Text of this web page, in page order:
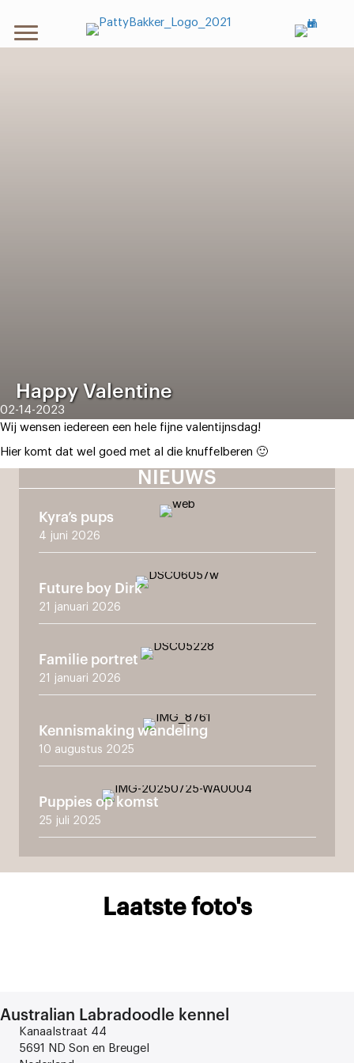
Happy Valentine
02-14-2023
Wij wensen iedereen een hele fijne valentijnsdag!
Hier komt dat wel goed met al die knuffelberen 🙂
NIEUWS
Kyra’s pups
4 juni 2026
Future boy Dirk
21 januari 2026
Familie portret
21 januari 2026
Kennismaking wandeling
10 augustus 2025
Puppies op komst
25 juli 2025
Laatste foto's
Australian Labradoodle kennel
Kanaalstraat 44
5691 ND Son en Breugel